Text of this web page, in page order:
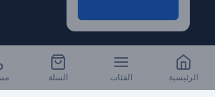
الرئيسية الفئات السلة